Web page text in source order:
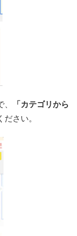
「カテゴリから
ださい。